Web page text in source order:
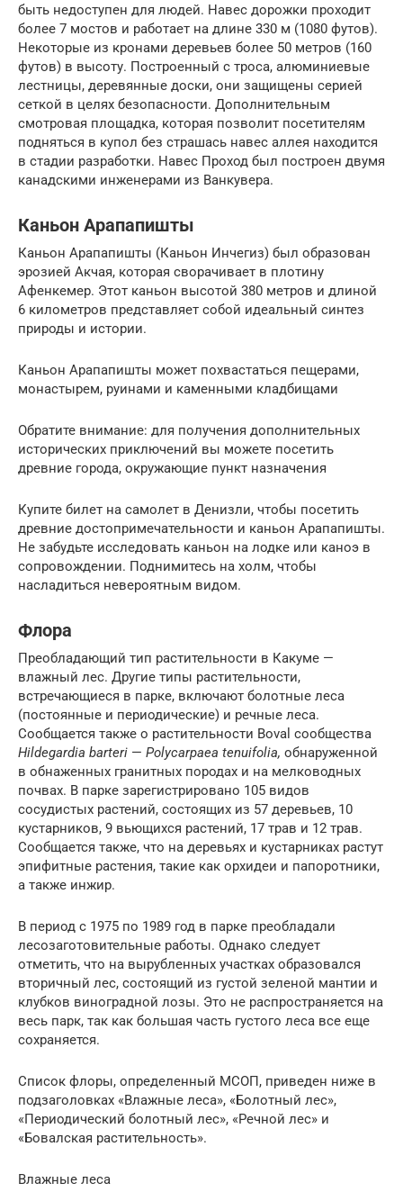
быть недоступен для людей. Навес дорожки проходит
более 7 мостов и работает на длине 330 м (1080 футов).
Некоторые из кронами деревьев более 50 метров (160
футов) в высоту. Построенный с троса, алюминиевые
лестницы, деревянные доски, они защищены серией
сеткой в целях безопасности. Дополнительным
смотровая площадка, которая позволит посетителям
подняться в купол без страшась навес аллея находится
в стадии разработки. Навес Проход был построен двумя
канадскими инженерами из Ванкувера.
Каньон Арапапишты
Каньон Арапапишты (Каньон Инчегиз) был образован
эрозией Акчая, которая сворачивает в плотину
Афенкемер. Этот каньон высотой 380 метров и длиной
6 километров представляет собой идеальный синтез
природы и истории.
Каньон Арапапишты может похвастаться пещерами,
монастырем, руинами и каменными кладбищами
Обратите внимание: для получения дополнительных
исторических приключений вы можете посетить
древние города, окружающие пункт назначения
Купите билет на самолет в Денизли, чтобы посетить
древние достопримечательности и каньон Арапапишты.
Не забудьте исследовать каньон на лодке или каноэ в
сопровождении. Поднимитесь на холм, чтобы
насладиться невероятным видом.
Флора
Преобладающий тип растительности в Какуме —
влажный лес. Другие типы растительности,
встречающиеся в парке, включают болотные леса
(постоянные и периодические) и речные леса.
Сообщается также о растительности Boval сообщества
Hildegardia barteri — Polycarpaea tenuifolia, обнаруженной
в обнаженных гранитных породах и на мелководных
почвах. В парке зарегистрировано 105 видов
сосудистых растений, состоящих из 57 деревьев, 10
кустарников, 9 вьющихся растений, 17 трав и 12 трав.
Сообщается также, что на деревьях и кустарниках растут
эпифитные растения, такие как орхидеи и папоротники,
а также инжир.
В период с 1975 по 1989 год в парке преобладали
лесозаготовительные работы. Однако следует
отметить, что на вырубленных участках образовался
вторичный лес, состоящий из густой зеленой мантии и
клубков виноградной лозы. Это не распространяется на
весь парк, так как большая часть густого леса все еще
сохраняется.
Список флоры, определенный МСОП, приведен ниже в
подзаголовках «Влажные леса», «Болотный лес»,
«Периодический болотный лес», «Речной лес» и
«Бовалская растительность».
Влажные леса